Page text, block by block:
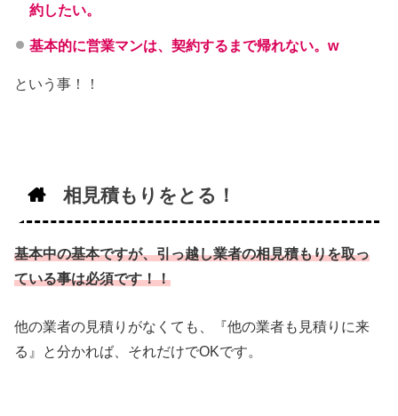
約したい。
基本的に営業マンは、契約するまで帰れない。w
という事！！
相見積もりをとる！
基本中の基本ですが、引っ越し業者の相見積もりを取っ
ている事は必須です！！
他の業者の見積りがなくても、『他の業者も見積りに来
る』と分かれば、それだけでOKです。